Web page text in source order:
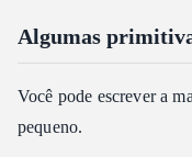
Algumas
Você pode escrever a
pequeno.